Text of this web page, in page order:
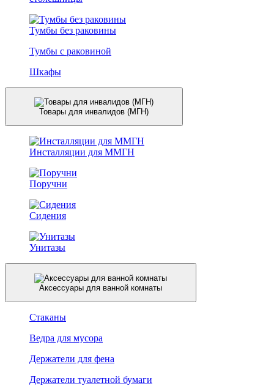
Тумбы без раковины
Тумбы с раковиной
Шкафы
Товары для инвалидов (МГН)
Инсталляции для ММГН
Поручни
Сидения
Унитазы
Аксессуары для ванной комнаты
Стаканы
Ведра для мусора
Держатели для фена
Держатели туалетной бумаги